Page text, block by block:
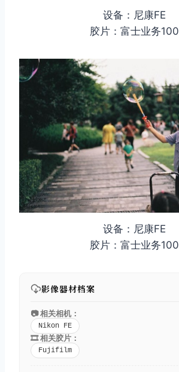
设备：尼康FE
胶片：富士业务100
设备：尼康FE
胶片：富士业务100
影像器材档案
📷 相关相机：
Nikon FE
🎞️ 相关胶片：
Fujifilm